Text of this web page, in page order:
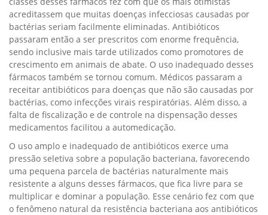
acreditassem que muitas doenças infecciosas causadas por
bactérias seriam facilmente eliminadas. Antibióticos
passaram então a ser prescritos com enorme frequência,
sendo inclusive mais tarde utilizados como promotores de
crescimento em animais de abate. O uso inadequado desses
fármacos também se tornou comum. Médicos passaram a
receitar antibióticos para doenças que não são causadas por
bactérias, como infecções virais respiratórias. Além disso, a
falta de fiscalização e de controle na dispensação desses
medicamentos facilitou a automedicação.
O uso amplo e inadequado de antibióticos exerce uma
pressão seletiva sobre a população bacteriana, favorecendo
uma pequena parcela de bactérias naturalmente mais
resistente a alguns desses fármacos, que fica livre para se
multiplicar e dominar a população. Esse cenário fez com que
o fenômeno natural da resistência bacteriana aos antibióticos